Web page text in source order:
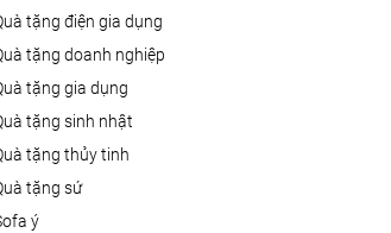
quà tặng điện gia dụng
quà tặng doanh nghiệp
quà tặng gia dụng
quà tặng sinh nhật
quà tặng thủy tinh
quà tặng sứ
sofa ý